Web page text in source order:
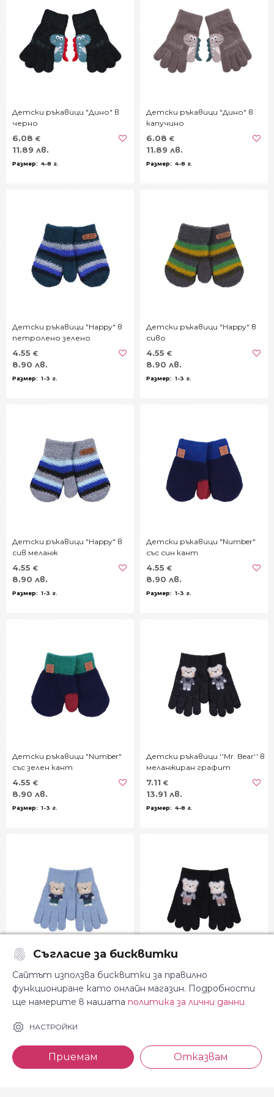
Детски ръкавици "Дино" в
черно
6.08 €
11.89 лв.
4-8 г.
Детски ръкавици "Дино" в
капучино
6.08 €
11.89 лв.
4-8 г.
Детски ръкавици "Happy" в
петролено зелено
4.55 €
8.90 лв.
1-3 г.
Детски ръкавици "Happy" в
сиво
4.55 €
8.90 лв.
1-3 г.
Детски ръкавици "Happy" в
сив меланж
4.55 €
8.90 лв.
1-3 г.
Детски ръкавици "Number"
със син кант
4.55 €
8.90 лв.
1-3 г.
Детски ръкавици "Number"
със зелен кант
4.55 €
8.90 лв.
1-3 г.
Детски ръкавици ''Mr. Bear'' в
меланжиран графит
7.11 €
13.91 лв.
4-8 г.
Детски ръкавици ''Mr. Bear'' в
светлосиньо
13.91 лв.
Детски ръкавици ''Mr. Bear'' в
черно
€
13.91 лв.
Съгласие за бисквитки
Сайтът използва бисквитки за правилно
функциониране като онлайн магазин. Подробности
ще намерите в нашата политика за лични данни
НАСТРОЙКИ
Приемам Отказвам